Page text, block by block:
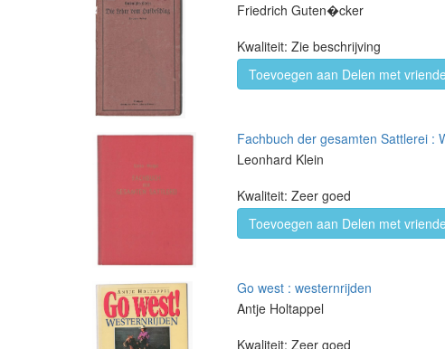
Friedrich Guten�cker
Kwaliteit: Zie beschrijving
Toevoegen aan Delen met
Fachbuch der gesamten Sattlerei :
Leonhard Klein
Kwaliteit: Zeer goed
Toevoegen aan Delen met
Go west : westernrijden
Antje Holtappel
Kwaliteit: Zeer goed